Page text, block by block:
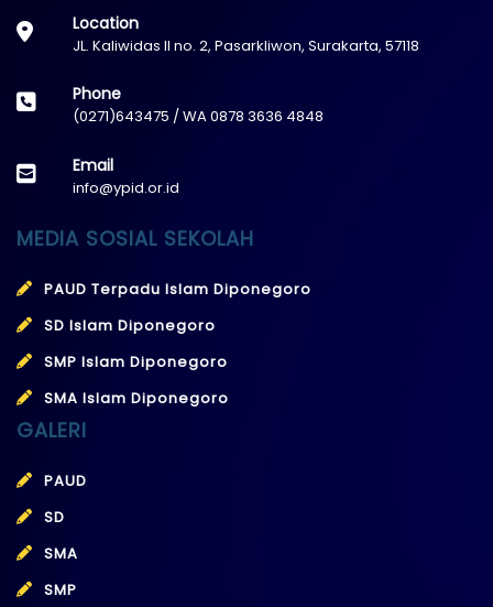
Location
JL. Kaliwidas II no. 2, Pasarkliwon, Surakarta, 57118
Phone
(0271)643475 / WA 0878 3636 4848
Email
info@ypid.or.id
MEDIA SOSIAL SEKOLAH
PAUD Terpadu Islam Diponegoro
SD Islam Diponegoro
SMP Islam Diponegoro
SMA Islam Diponegoro
GALERI
PAUD
SD
SMA
SMP